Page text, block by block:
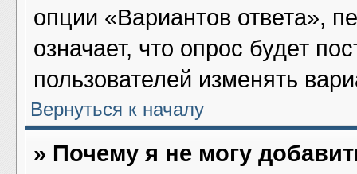
опции «Вариантов ответа»,
означает, что опрос будет
пользователей изменять
Вернуться к началу
» Почему я не могу